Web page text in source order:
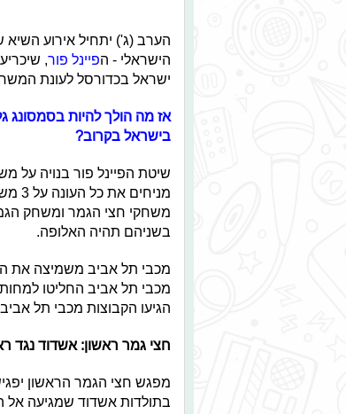
הערב (ג') יתחיל אירוע השיא
הישראלי - הפיינל פור,
ישראל בכדורסל לעונת המשחקים
בישראל בקרוב?
שיטת הפיינל פור בנויה על
משחקי חצי הגמר ומשחק
בשניהם תהיה האלופה.
מכבי תל אביב משמיצה את
מכבי תל אביב החליטו
הגיעו הקבוצות מכבי תל
חצי גמר ראשון: אשדוד נגד
מפגש חצי הגמר הראשון
בתולדות אשדוד שמגיעה אל